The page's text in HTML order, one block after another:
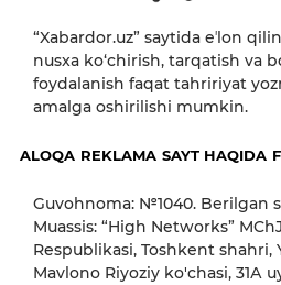
“Xabardor.uz” saytida eʼlon
nusxa ko‘chirish, tarqatish va
foydalanish faqat tahririyat
amalga oshirilishi mumkin.
ALOQA REKLAMA SAYT HAQIDA
Guvohnoma: №1040. Berilgan
Muassis: “High Networks”
Respublikasi, Toshkent shahri,
Mavlono Riyoziy ko'chasi, 31А